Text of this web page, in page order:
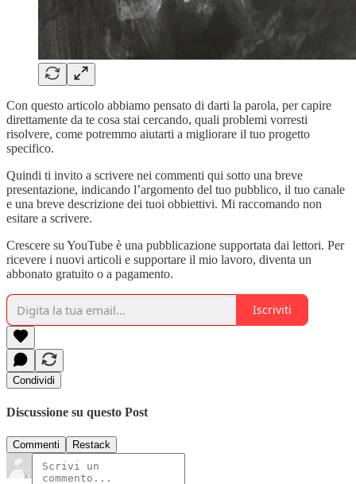
Con questo articolo abbiamo pensato di darti la parola, per capire
direttamente da te cosa stai cercando, quali problemi vorresti
risolvere, come potremmo aiutarti a migliorare il tuo progetto
specifico.
Quindi ti invito a scrivere nei commenti qui sotto una breve
presentazione, indicando l’argomento del tuo pubblico, il tuo canale
e una breve descrizione dei tuoi obbiettivi. Mi raccomando non
esitare a scrivere.
Crescere su YouTube è una pubblicazione supportata dai lettori. Per
ricevere i nuovi articoli e supportare il mio lavoro, diventa un
abbonato gratuito o a pagamento.
Iscriviti
Condividi
Discussione su questo Post
Commenti Restack